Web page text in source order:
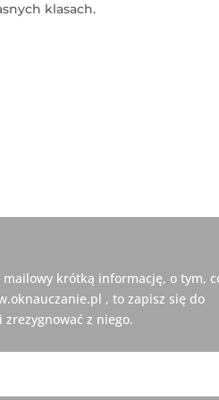
klasach.
mailowy krótką informację, o tym,
, to zapisz się do
z niego.